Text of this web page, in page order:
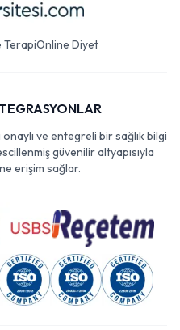
TerapiOnline Diyet
ve entegreli bir sağlık bilgi
güvenilir altyapısıyla
erişim sağlar.